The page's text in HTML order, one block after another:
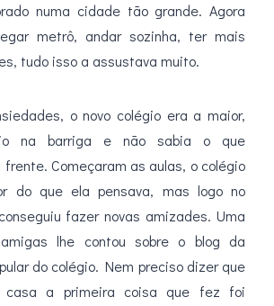
numa cidade tão grande. Agora
metrô, andar sozinha, ter mais
tudo isso a assustava muito.
o novo colégio era a maior,
na barriga e não sabia o que
frente. Começaram as aulas, o colégio
do que ela pensava, mas logo no
fazer novas amizades. Uma
lhe contou sobre o blog da
do colégio. Nem preciso dizer que
casa a primeira coisa que fez foi